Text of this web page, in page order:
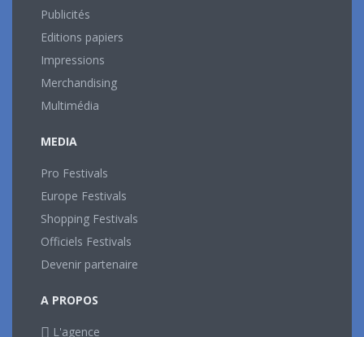
Publicités
Editions papiers
Impressions
Merchandising
Multimédia
MEDIA
Pro Festivals
Europe Festivals
Shopping Festivals
Officiels Festivals
Devenir partenaire
A PROPOS
L'agence